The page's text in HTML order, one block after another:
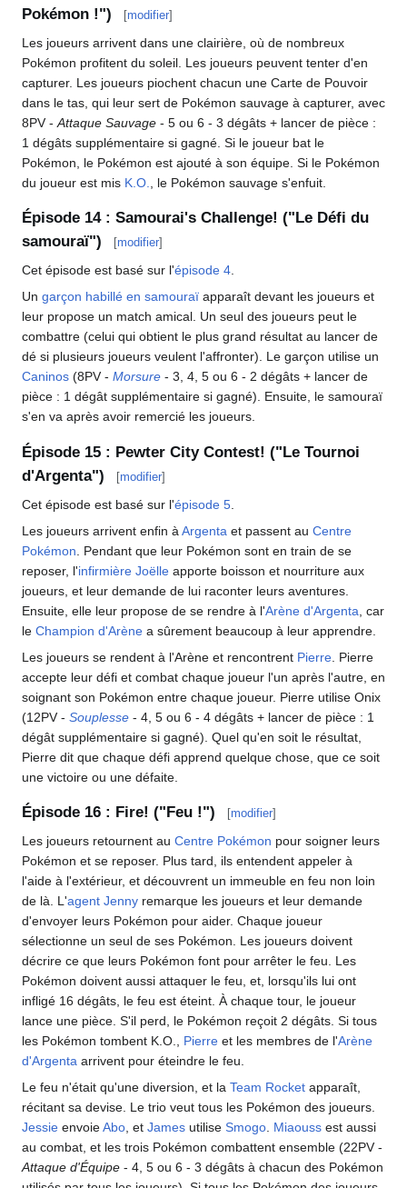
Pokémon !") [modifier]
Les joueurs arrivent dans une clairière, où de nombreux
Pokémon profitent du soleil. Les joueurs peuvent tenter d'en
capturer. Les joueurs piochent chacun une Carte de Pouvoir
dans le tas, qui leur sert de Pokémon sauvage à capturer, avec
8PV - Attaque Sauvage - 5 ou 6 - 3 dégâts + lancer de pièce :
1 dégâts supplémentaire si gagné. Si le joueur bat le
Pokémon, le Pokémon est ajouté à son équipe. Si le Pokémon
du joueur est mis K.O. , le Pokémon sauvage s'enfuit.
Épisode 14 : Samourai's Challenge! ("Le Défi du
samouraï")
[modifier]
Cet épisode est basé sur l'épisode 4.
Un garçon habillé en samouraï apparaît devant les joueurs et
leur propose un match amical. Un seul des joueurs peut le
combattre (celui qui obtient le plus grand résultat au lancer de
dé si plusieurs joueurs veulent l'affronter). Le garçon utilise un
Caninos (8PV - Morsure - 3, 4, 5 ou 6 - 2 dégâts + lancer de
pièce : 1 dégât supplémentaire si gagné). Ensuite, le samouraï
s'en va après avoir remercié les joueurs.
Épisode 15 : Pewter City Contest! ("Le Tournoi
d'Argenta")
[modifier]
Cet épisode est basé sur l'épisode 5
Les joueurs arrivent enfin à Argenta et passent au Centre
Pokémon . Pendant que leur Pokémon sont en train de se
reposer, l'infirmière Joëlle apporte boisson et nourriture aux
joueurs, et leur demande de lui raconter leurs aventures.
Ensuite, elle leur propose de se rendre à l'Arène d'Argenta , car
le Champion d'Arène a sûrement beaucoup à leur apprendre.
Les joueurs se rendent à l'Arène et rencontrent Pierre . Pierre
accepte leur défi et combat chaque joueur l'un après l'autre, en
soignant son Pokémon entre chaque joueur. Pierre utilise Onix
(12PV - Souplesse - 4, 5 ou 6 - 4 dégâts + lancer de pièce : 1
dégât supplémentaire si gagné). Quel qu'en soit le résultat,
Pierre dit que chaque défi apprend quelque chose, que ce soit
une victoire ou une défaite.
Épisode 16 : Fire! ("Feu !") [modifier]
Les joueurs retournent au Centre Pokémon pour soigner leurs
Pokémon et se reposer. Plus tard, ils entendent appeler à
l'aide à l'extérieur, et découvrent un immeuble en feu non loin
de là. L'agent Jenny remarque les joueurs et leur demande
d'envoyer leurs Pokémon pour aider. Chaque joueur
sélectionne un seul de ses Pokémon. Les joueurs doivent
décrire ce que leurs Pokémon font pour arrêter le feu. Les
Pokémon doivent aussi attaquer le feu, et, lorsqu'ils lui ont
infligé 16 dégâts, le feu est éteint. À chaque tour, le joueur
lance une pièce. S'il perd, le Pokémon reçoit 2 dégâts. Si tous
les Pokémon tombent K.O., Pierre et les membres de l'Arène
d'Argenta arrivent pour éteindre le feu.
Le feu n'était qu'une diversion, et la Team Rocket apparaît,
récitant sa devise. Le trio veut tous les Pokémon des joueurs.
Jessie envoieAbo , et James utilise Smogo Miaouss est aussi
au combat, et les trois Pokémon combattent ensemble (22PV -
Attaque d'Équipe - 4, 5 ou 6 - 3 dégâts à chacun des Pokémon